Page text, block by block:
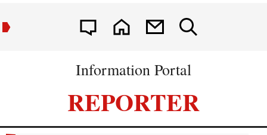
Information Portal
REPORTER